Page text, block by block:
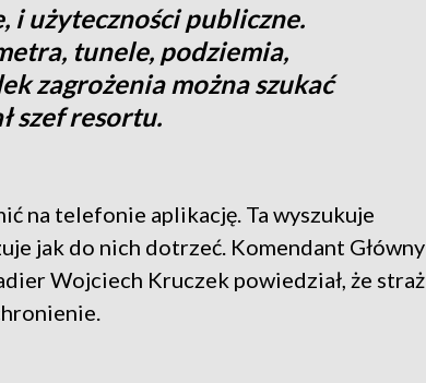
i użyteczności publiczne.
tunele, podziemia,
zagrożenia można szukać
szef resortu.
na telefonie aplikację. Ta wyszukuje
jak do nich dotrzeć. Komendant Główny
Wojciech Kruczek powiedział, że straż